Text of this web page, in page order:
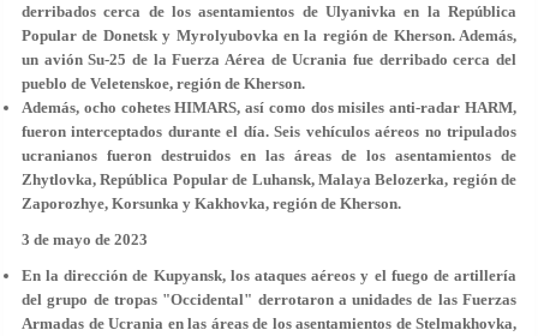
derribados cerca de los asentamientos de Ulyanivka en la República
Popular de Donetsk y Myrolyubovka en la región de Kherson. Además,
un avión Su-25 de la Fuerza Aérea de Ucrania fue derribado cerca del
pueblo de Veletenskoe, región de Kherson.
Además, ocho cohetes HIMARS, así como dos misiles anti-radar HARM,
fueron interceptados durante el día. Seis vehículos aéreos no tripulados
ucranianos fueron destruidos en las áreas de los asentamientos de
Zhytlovka, República Popular de Luhansk, Malaya Belozerka, región de
Zaporozhye, Korsunka y Kakhovka, región de Kherson.
3 de mayo de 2023
En la dirección de Kupyansk, los ataques aéreos y el fuego de artillería
del grupo de tropas "Occidental" derrotaron a unidades de las Fuerzas
Armadas de Ucrania en las áreas de los asentamientos de Stelmakhovka,